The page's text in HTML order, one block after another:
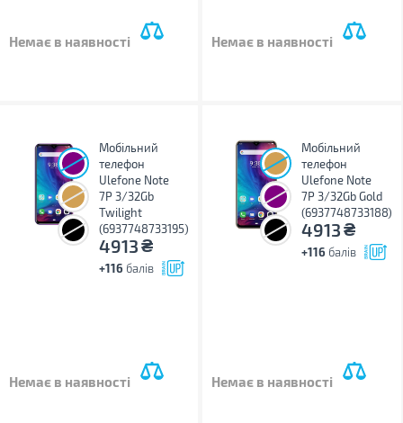
Немає в наявності Немає в наявності
Мобільний
телефон
Ulefone Note
7P 3/32Gb
Twilight
(6937748733195)
4913₴
+116 балів
Немає в наявності
Мобільний
телефон
Ulefone Note
7P 3/32Gb Gold
(6937748733188)
4913₴
+116 балів
Немає в наявності